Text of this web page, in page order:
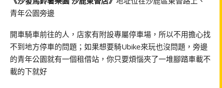
青年公園旁邊
開車騎車前往的人，店家有附設專屬停車場，所以不用擔心找
不到地方停車的問題；如果想要騎Ubike來玩也沒問題，旁邊
的青年公園就有一個租借站，你只要煩惱夾了一堆腳踏車載不
載的下就好